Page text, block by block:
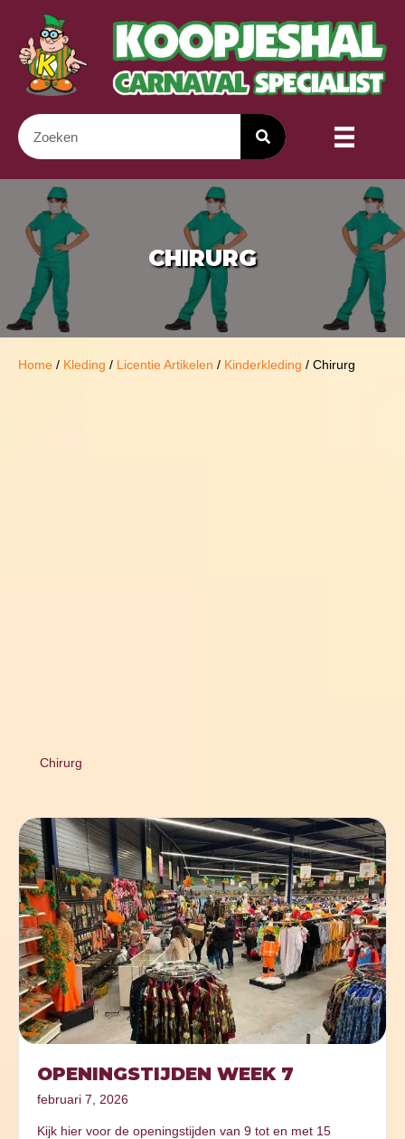
CHIRURG
Home / Kleding / Licentie Artikelen / Kinderkleding / Chirurg
Chirurg
OPENINGSTIJDEN WEEK 7
februari 7, 2026
Kijk hier voor de openingstijden van 9 tot en met 15